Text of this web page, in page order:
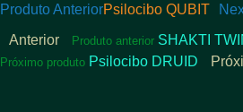
Produto AnteriorPsilocibo QUBIT
Anterior
Produto anterior SHAKTI
Próximo produto Psilocibo DRUID